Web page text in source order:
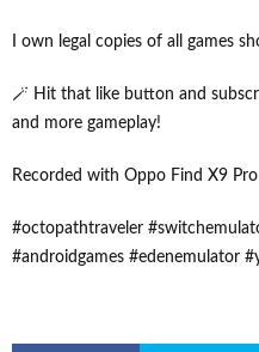
I own legal copies of all games
🪄 Hit that like button and
and more gameplay!
Recorded with Oppo Find X9 Pro
#octopathtraveler
#androidgames #edenemulator